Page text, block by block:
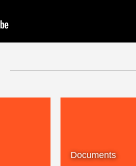
Documents